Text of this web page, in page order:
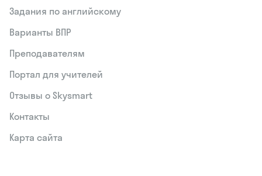
Задания по английскому
Варианты ВПР
Преподавателям
Портал для учителей
Отзывы о Skysmart
Контакты
Карта сайта